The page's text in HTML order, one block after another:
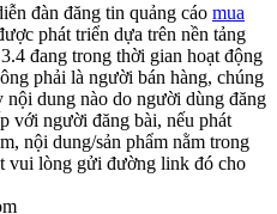
đàn đăng tin quảng cáo mua
phát triển dựa trên nền tảng
đang trong thời gian hoạt động
phải là người bán hàng, chúng
dung nào do người dùng đăng
với người đăng bài, nếu phát
nội dung/sản phẩm nằm trong
vui lòng gửi đường link đó cho